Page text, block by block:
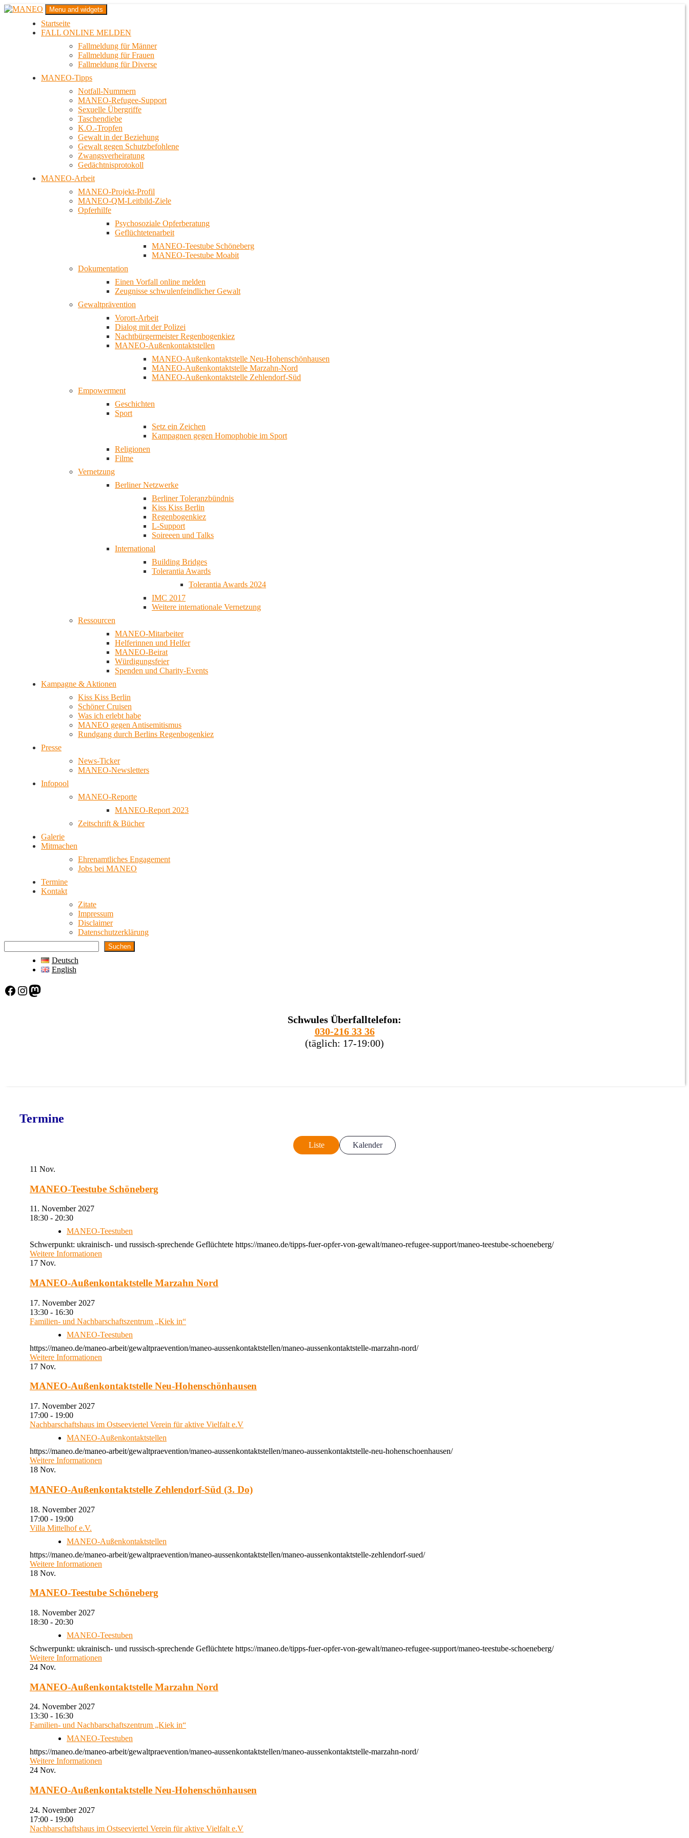
Zum
MANEO
Das schwule Anti-Gewalt-Projekt in Berlin
Menu and widgets
Startseite
FALL ONLINE MELDEN
Fallmeldung für Männer
Fallmeldung für Frauen
Fallmeldung für Diverse
MANEO-Tipps
Notfall-Nummern
MANEO-Refugee-Support
Sexuelle Übergriffe
Taschendiebe
K.O.-Tropfen
Gewalt in der Beziehung
Gewalt gegen Schutzbefohlene
Zwangsverheiratung
Gedächtnisprotokoll
MANEO-Arbeit
MANEO-Projekt-Profil
MANEO-QM-Leitbild-Ziele
Opferhilfe
Psychosoziale Opferberatung
Geflüchtetenarbeit
MANEO-Teestube Schöneberg
MANEO-Teestube Moabit
Dokumentation
Einen Vorfall online melden
Zeugnisse schwulenfeindlicher Gewalt
Gewaltprävention
Vorort-Arbeit
Dialog mit der Polizei
Nachtbürgermeister Regenbogenkiez
MANEO-Außenkontaktstellen
MANEO-Außenkontaktstelle Neu-Hohenschönhausen
MANEO-Außenkontaktstelle Marzahn-Nord
MANEO-Außenkontaktstelle Zehlendorf-Süd
Empowerment
Geschichten
Sport
Setz ein Zeichen
Kampagnen gegen Homophobie im Sport
Religionen
Filme
Vernetzung
Berliner Netzwerke
Berliner Toleranzbündnis
Kiss Kiss Berlin
Regenbogenkiez
L-Support
Soireeen und Talks
International
Building Bridges
Tolerantia Awards
Tolerantia Awards 2024
IMC 2017
Weitere internationale Vernetzung
Ressourcen
MANEO-Mitarbeiter
Helferinnen und Helfer
MANEO-Beirat
Würdigungsfeier
Spenden und Charity-Events
Kampagne & Aktionen
Kiss Kiss Berlin
Schöner Cruisen
Was ich erlebt habe
MANEO gegen Antisemitismus
Rundgang durch Berlins Regenbogenkiez
Presse
News-Ticker
MANEO-Newsletters
Infopool
MANEO-Reporte
MANEO-Report 2023
Zeitschrift & Bücher
Galerie
Mitmachen
Ehrenamtliches Engagement
Jobs bei MANEO
Termine
Kontakt
Zitate
Impressum
Disclaimer
Datenschutzerklärung
Suchen
Deutsch
English
Facebook Instagram Mastodon
Schwules Überfalltelefon:
030-216 33 36
(täglich: 17-19:00)
Termine
Liste Kalender
11 Nov.
MANEO-Teestube Schöneberg
11. November 2027
18:30 - 20:30
MANEO-Teestuben
Schwerpunkt: ukrainisch- und russisch-sprechende Geflüchtete https://maneo.de/tipps-fuer-opfer-von-gewalt/maneo-refugee-support/maneo-teestube-schoeneberg/
Weitere Informationen
17 Nov.
MANEO-Außenkontaktstelle Marzahn Nord
17. November 2027
13:30 - 16:30
Familien- und Nachbarschaftszentrum „Kiek in“
MANEO-Teestuben
https://maneo.de/maneo-arbeit/gewaltpraevention/maneo-aussenkontaktstellen/maneo-aussenkontaktstelle-marzahn-nord/
Weitere Informationen
17 Nov.
MANEO-Außenkontaktstelle Neu-Hohenschönhausen
17. November 2027
17:00 - 19:00
Nachbarschaftshaus im Ostseeviertel Verein für aktive Vielfalt e.V
MANEO-Außenkontaktstellen
https://maneo.de/maneo-arbeit/gewaltpraevention/maneo-aussenkontaktstellen/maneo-aussenkontaktstelle-neu-hohenschoenhausen/
Weitere Informationen
18 Nov.
MANEO-Außenkontaktstelle Zehlendorf-Süd (3. Do)
18. November 2027
17:00 - 19:00
Villa Mittelhof e.V.
MANEO-Außenkontaktstellen
https://maneo.de/maneo-arbeit/gewaltpraevention/maneo-aussenkontaktstellen/maneo-aussenkontaktstelle-zehlendorf-sued/
Weitere Informationen
18 Nov.
MANEO-Teestube Schöneberg
18. November 2027
18:30 - 20:30
MANEO-Teestuben
Schwerpunkt: ukrainisch- und russisch-sprechende Geflüchtete https://maneo.de/tipps-fuer-opfer-von-gewalt/maneo-refugee-support/maneo-teestube-schoeneberg/
Weitere Informationen
24 Nov.
MANEO-Außenkontaktstelle Marzahn Nord
24. November 2027
13:30 - 16:30
Familien- und Nachbarschaftszentrum „Kiek in“
MANEO-Teestuben
https://maneo.de/maneo-arbeit/gewaltpraevention/maneo-aussenkontaktstellen/maneo-aussenkontaktstelle-marzahn-nord/
Weitere Informationen
24 Nov.
MANEO-Außenkontaktstelle Neu-Hohenschönhausen
24. November 2027
17:00 - 19:00
Nachbarschaftshaus im Ostseeviertel Verein für aktive Vielfalt e.V